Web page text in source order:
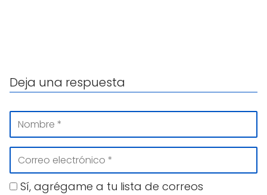
Deja una respuesta
Sí, agrégame a tu lista de correos